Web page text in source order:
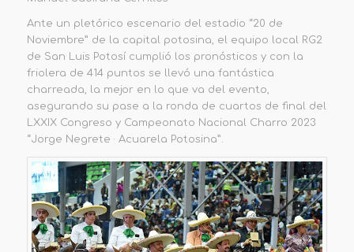
Ante un pletórico escenario del estadio “20 de
Noviembre” de la capital potosina, el equipo local RG2
de San Luis Potosí cumplió los pronósticos y con la
friolera de 414 puntos se llevó una fantástica
charreada, la mejor en lo que va del evento,
asegurando su pase a la ronda de cuartos de final del
LXXIX Congreso y Campeonato Nacional Charro 2023
“Jorge Negrete · Acuarela Potosina”.